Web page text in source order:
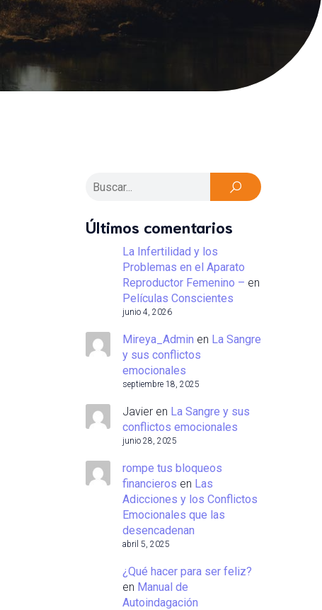
Últimos comentarios
La Infertilidad y los
Problemas en el Aparato
Reproductor Femenino – en
Películas Conscientes
junio 4, 2026
Mireya_Admin en La Sangre
y sus conflictos
emocionales
septiembre 18, 2025
Javier en La Sangre y sus
conflictos emocionales
junio 28, 2025
rompe tus bloqueos
financieros en Las
Adicciones y los Conflictos
Emocionales que las
desencadenan
abril 5, 2025
¿Qué hacer para ser feliz?
en Manual de
Autoindagación